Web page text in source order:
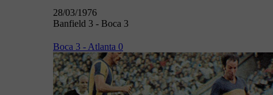
28/03/1976
Banfield 3 - Boca 3
Boca 3 - Atlanta 0